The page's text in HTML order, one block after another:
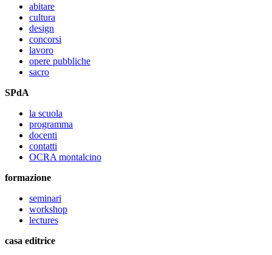
abitare
cultura
design
concorsi
lavoro
opere pubbliche
sacro
SPdA
la scuola
programma
docenti
contatti
OCRA montalcino
formazione
seminari
workshop
lectures
casa editrice